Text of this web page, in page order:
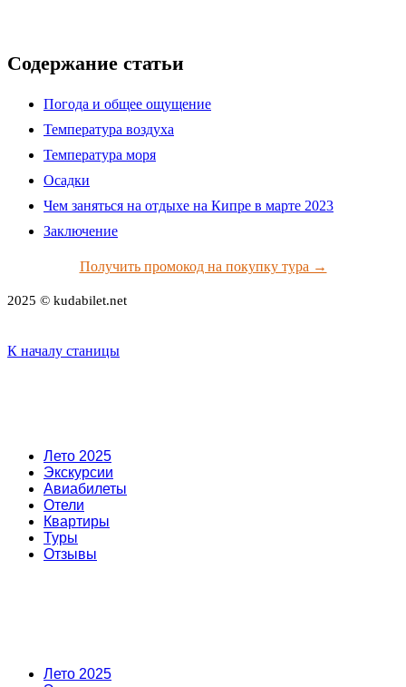
Содержание статьи
Погода и общее ощущение
Температура воздуха
Температура моря
Осадки
Чем заняться на отдыхе на Кипре в марте 2023
Заключение
Получить промокод на покупку тура →
2025 © kudabilet.net
К началу станицы
Лето 2025
Экскурсии
Авиабилеты
Отели
Квартиры
Туры
Отзывы
Лето 2025